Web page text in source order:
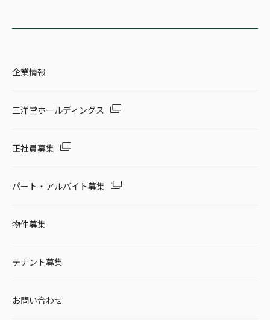
企業情報
三洋堂ホールディングス
正社員募集
パート・アルバイト募集
物件募集
テナント募集
お問い合わせ